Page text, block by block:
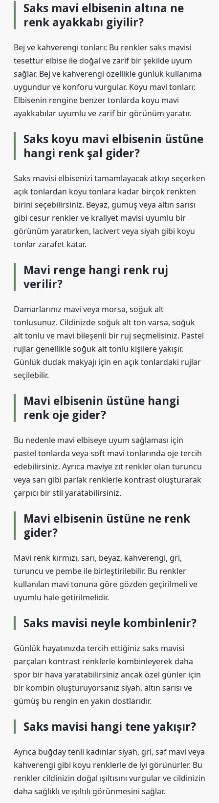
Saks mavi elbisenin altına ne
renk ayakkabı giyilir?
Bej ve kahverengi tonları: Bu renkler saks mavisi
tesettür elbise ile doğal ve zarif bir şekilde uyum
sağlar. Bej ve kahverengi özellikle günlük kullanıma
uygundur ve konforu vurgular. Koyu mavi tonları:
Elbisenin rengine benzer tonlarda koyu mavi
ayakkabılar uyumlu ve zarif bir görünüm yaratır.
Saks koyu mavi elbisenin üstüne
hangi renk şal gider?
Saks mavisi elbisenizi tamamlayacak atkıyı seçerken
açık tonlardan koyu tonlara kadar birçok renkten
birini seçebilirsiniz. Beyaz, gümüş veya altın sarısı
gibi cesur renkler ve kraliyet mavisi uyumlu bir
görünüm yaratırken, lacivert veya siyah gibi koyu
tonlar zarafet katar.
Mavi renge hangi renk ruj
verilir?
Damarlarınız mavi veya morsa, soğuk alt
tonlusunuz. Cildinizde soğuk alt ton varsa, soğuk
alt tonlu ve mavi bileşenli bir ruj seçmelisiniz. Pastel
rujlar genellikle soğuk alt tonlu kişilere yakışır.
Günlük dudak makyajı için en açık tonlardaki rujlar
seçilebilir.
Mavi elbisenin üstüne hangi
renk oje gider?
Bu nedenle mavi elbiseye uyum sağlaması için
pastel tonlarda veya soft mavi tonlarında oje tercih
edebilirsiniz. Ayrıca maviye zıt renkler olan turuncu
veya sarı gibi parlak renklerle kontrast oluşturarak
çarpıcı bir stil yaratabilirsiniz.
Mavi elbisenin üstüne ne renk
gider?
Mavi renk kırmızı, sarı, beyaz, kahverengi, gri,
turuncu ve pembe ile birleştirilebilir. Bu renkler
kullanılan mavi tonuna göre gözden geçirilmeli ve
uyumlu hale getirilmelidir.
Saks mavisi neyle kombinlenir?
Günlük hayatınızda tercih ettiğiniz saks mavisi
parçaları kontrast renklerle kombinleyerek daha
spor bir hava yaratabilirsiniz ancak özel günler için
bir kombin oluşturuyorsanız siyah, altın sarısı ve
gümüş bu rengin en yakın dostlarıdır.
Saks mavisi hangi tene yakışır?
Ayrıca buğday tenli kadınlar siyah, gri, saf mavi veya
kahverengi gibi koyu renklerle de iyi görünürler. Bu
renkler cildinizin doğal ışıltısını vurgular ve cildinizin
daha sağlıklı ve ışıltılı görünmesini sağlar.